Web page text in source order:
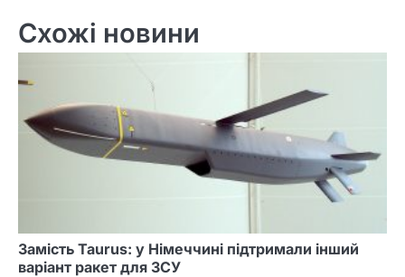
Схожі новини
Замість Taurus: у Німеччині підтримали інший
варіант ракет для ЗСУ